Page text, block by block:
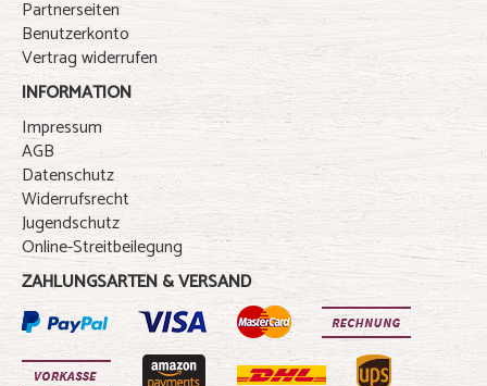
Partnerseiten
Benutzerkonto
Vertrag widerrufen
INFORMATION
Impressum
AGB
Datenschutz
Widerrufsrecht
Jugendschutz
Online-Streitbeilegung
ZAHLUNGSARTEN & VERSAND